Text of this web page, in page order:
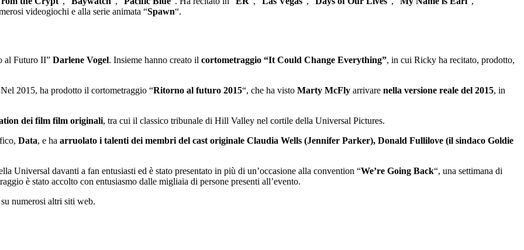
videogiochi e alla serie animata “Spawn“.
al Futuro II” Darlene Vogel. Insieme hanno creato il cortometraggio “It Could Change Everything”, in cui Ricky ha recitato, prodotto,
2015, ha prodotto il cortometraggio “Ritorno al futuro 2015“, che ha visto Marty McFly arrivare nella versione reale del 2015, in
dei film film originali, tra cui il classico tribunale di Hill Valley nel cortile della Universal Pictures.
Data, e ha arruolato i talenti dei membri del cast originale Claudia Wells (Jennifer Parker), Donald Fullilove (il sindaco Goldie
Universal davanti a fan entusiasti ed è stato presentato in più di un’occasione alla convention “We’re Going Back“, una settimana di
è stato accolto con entusiasmo dalle migliaia di persone presenti all’evento.
numerosi altri siti web.